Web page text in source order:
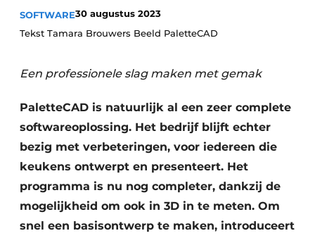
Privacy / Cookie statement
Vacature aanmelden
Video’s
Meubelbeslag & Kastindeling
SOFTWARE30 augustus 2023
Tekst Tamara Brouwers Beeld PaletteCAD
Een professionele slag maken met gemak
PaletteCAD is natuurlijk al een zeer complete
softwareoplossing. Het bedrijf blijft echter
bezig met verbeteringen, voor iedereen die
keukens ontwerpt en presenteert. Het
programma is nu nog completer, dankzij de
mogelijkheid om ook in 3D in te meten. Om
snel een basisontwerp te maken, introduceert